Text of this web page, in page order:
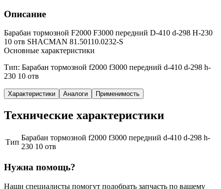
Описание
Барабан тормозной F2000 F3000 передний D-410 d-298 H-230
10 отв SHACMAN 81.50110.0232-S
Основные характеристики
Тип: Барабан тормозной f2000 f3000 передний d-410 d-298 h-
230 10 отв
Характеристики Аналоги Применимость
Технические характеристики
Тип
Барабан тормозной f2000 f3000 передний d-410 d-298 h-
230 10 отв
Нужна помощь?
Наши специалисты помогут подобрать запчасть по вашему